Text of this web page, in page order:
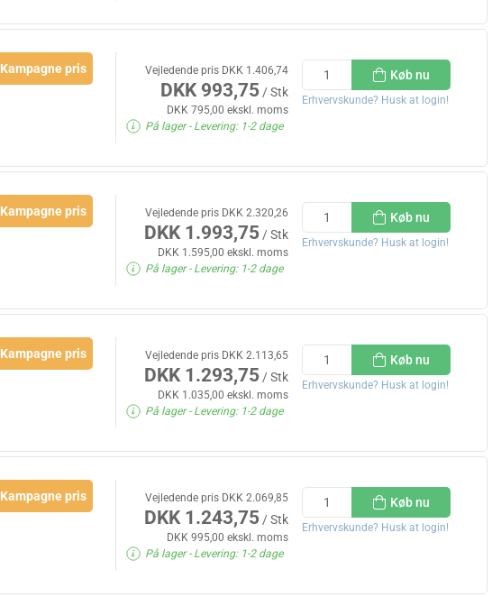
Kampagne pris Vejledende pris DKK 1.406,74
DKK 993,75 / Stk
DKK 795,00 ekskl. moms
På lager- Levering: 1-2 dage
Køb nu
Erhvervskunde? Husk at login!
Kampagne pris Vejledende pris DKK 2.320,26
DKK 1.993,75 / Stk
DKK 1.595,00 ekskl. moms
På lager- Levering: 1-2 dage
Køb nu
Erhvervskunde? Husk at login!
Kampagne pris Vejledende pris DKK 2.113,65
DKK 1.293,75 / Stk
DKK 1.035,00 ekskl. moms
På lager- Levering: 1-2 dage
Køb nu
Erhvervskunde? Husk at login!
Kampagne pris Vejledende pris DKK 2.069,85
DKK 1.243,75 / Stk
DKK 995,00 ekskl. moms
På lager- Levering: 1-2 dage
Køb nu
Erhvervskunde? Husk at login!